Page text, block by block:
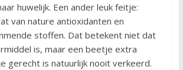
huwelijk. Een ander leuk feitje:
van nature antioxidanten en
stoffen. Dat betekent niet dat
is, maar een beetje extra
gerecht is natuurlijk nooit verkeerd.